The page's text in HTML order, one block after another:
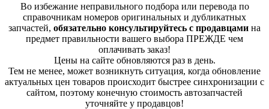
Во избежание неправильного подбора или перевода по
справочникам номеров оригинальных и дубликатных
запчастей, обязательно консультируйтесь с продавцами на
предмет правильности вашего выбора ПРЕЖДЕ чем
оплачивать заказ!
Цены на сайте обновляются раз в день.
Тем не менее, может возникнуть ситуация, когда обновление
актуальных цен товаров происходит быстрее синхронизации с
сайтом, поэтому конечную стоимость автозапчастей
уточняйте у продавцов!